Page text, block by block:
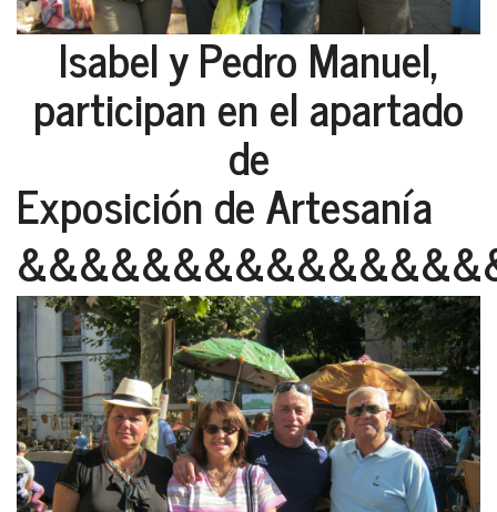
Isabel y Pedro Manuel,
participan en el apartado
de
Exposición de Artesanía